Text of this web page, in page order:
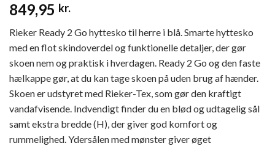
849,95 kr.
Rieker Ready 2 Go hyttesko til herre i blå. Smarte hyttesko
med en flot skindoverdel og funktionelle detaljer, der gør
skoen nem og praktisk i hverdagen. Ready 2 Go og den faste
hælkappe gør, at du kan tage skoen på uden brug af hænder.
Skoen er udstyret med Rieker-Tex, som gør den kraftigt
vandafvisende. Indvendigt finder du en blød og udtagelig sål
samt ekstra bredde (H), der giver god komfort og
rummelighed. Ydersålen med mønster giver øget